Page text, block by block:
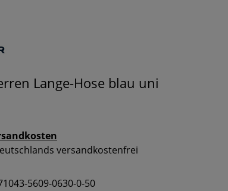
Lange-Hose blau uni
versandkostenfrei
5609-0630-0-50